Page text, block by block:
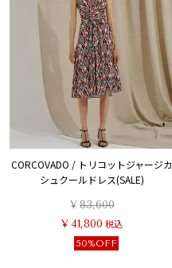
CORCOVADO / トリコットジャージカ
シュクールドレス(SALE)
¥83,600
¥ 41,800 税込
50%OFF